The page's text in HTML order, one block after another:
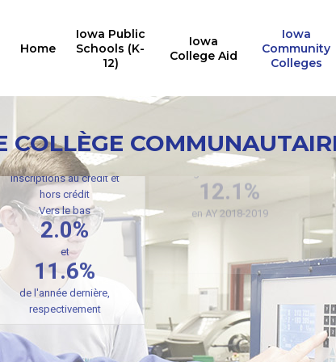
Home
Iowa Public
Schools (K-
12)
Iowa
College Aid
Iowa
Community
Colleges
COLLÈGE
Inscriptions au crédit et
hors crédit
Vers le bas
2.0%
et
11.6%
de l'année dernière,
respectivement
La migration interne était à
12.1%